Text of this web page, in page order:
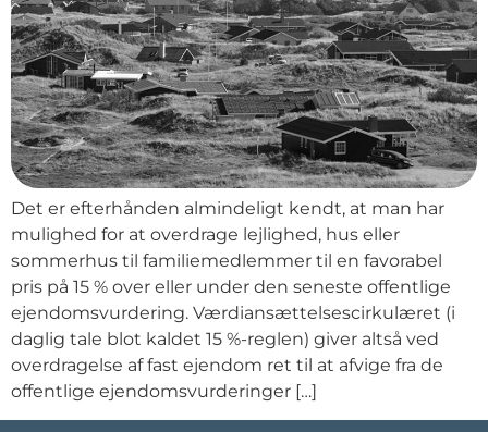
Det er efterhånden almindeligt kendt, at man har
mulighed for at overdrage lejlighed, hus eller
sommerhus til familiemedlemmer til en favorabel
pris på 15 % over eller under den seneste offentlige
ejendomsvurdering. Værdiansættelsescirkulæret (i
daglig tale blot kaldet 15 %-reglen) giver altså ved
overdragelse af fast ejendom ret til at afvige fra de
offentlige ejendomsvurderinger […]